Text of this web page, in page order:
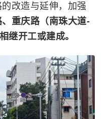
改造与延伸，加强
、重庆路（南珠大道-
继开工或建成。